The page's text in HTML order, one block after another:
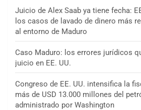
Juicio de Alex Saab ya tiene fecha:
los casos de lavado de dinero más
al entorno de Maduro
Caso Maduro: los errores jurídicos
juicio en EE. UU.
Congreso de EE. UU. intensifica la
más de USD 13.000 millones del
administrado por Washington